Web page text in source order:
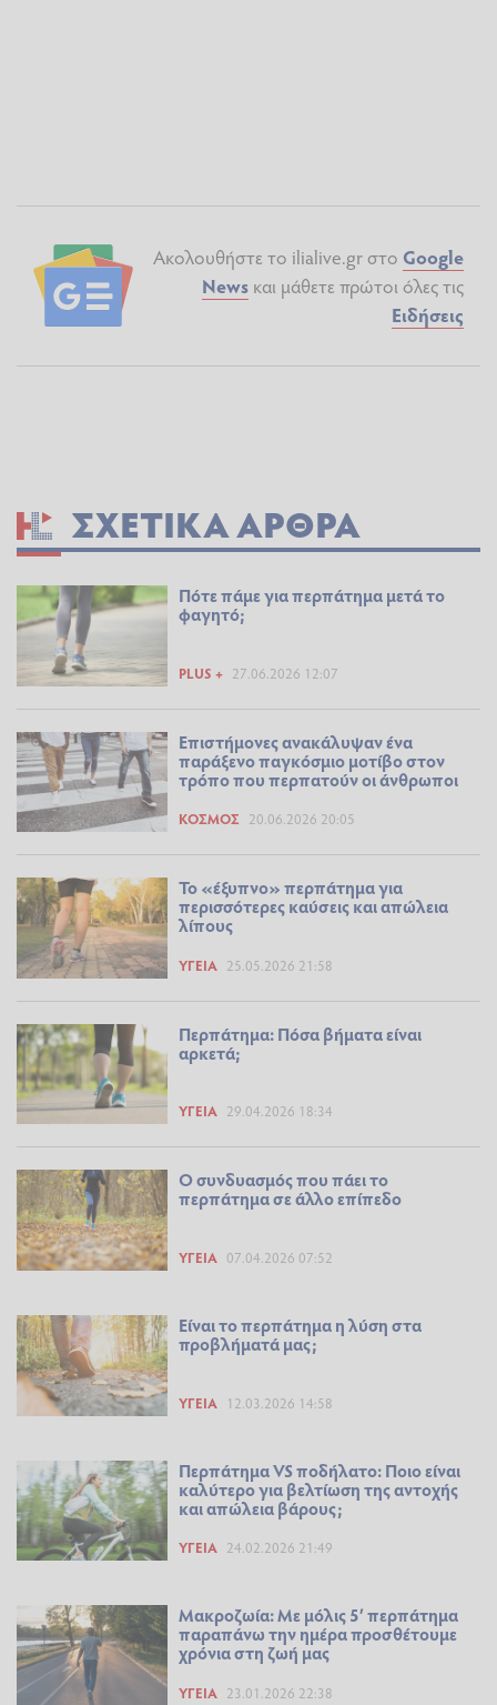
Ακολουθήστε το ilialive.gr στο Google
News και μάθετε πρώτοι όλες τις
Ειδήσεις
ΣΧΕΤΙΚΆ ΆΡΘΡΑ
Πότε πάμε για περπάτημα μετά το
φαγητό;
PLUS + 27.06.2026 12:07
Επιστήμονες ανακάλυψαν ένα
παράξενο παγκόσμιο μοτίβο στον
τρόπο που περπατούν οι άνθρωποι
ΚΌΣΜΟΣ 20.06.2026 20:05
Το «έξυπνο» περπάτημα για
περισσότερες καύσεις και απώλεια
λίπους
ΥΓΕΊΑ 25.05.2026 21:58
Περπάτημα: Πόσα βήματα είναι
αρκετά;
ΥΓΕΊΑ 29.04.2026 18:34
Ο συνδυασμός που πάει το
περπάτημα σε άλλο επίπεδο
ΥΓΕΊΑ 07.04.2026 07:52
Είναι το περπάτημα η λύση στα
προβλήματά μας;
ΥΓΕΊΑ 12.03.2026 14:58
Περπάτημα VS ποδήλατο: Ποιο είναι
καλύτερο για βελτίωση της αντοχής
και απώλεια βάρους;
ΥΓΕΊΑ 24.02.2026 21:49
Μακροζωία: Με μόλις 5′ περπάτημα
παραπάνω την ημέρα προσθέτουμε
χρόνια στη ζωή μας
ΥΓΕΊΑ 23.01.2026 22:38